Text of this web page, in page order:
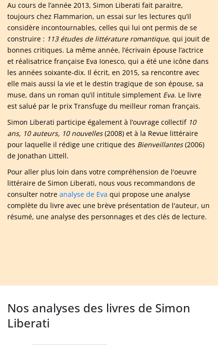
Au cours de l’année 2013, Simon Liberati fait paraitre,
toujours chez Flammarion, un essai sur les lectures qu’il
considère incontournables, celles qui lui ont permis de se
construire : 113 études de littérature romantique, qui jouit de
bonnes critiques. La même année, l’écrivain épouse l’actrice
et réalisatrice française Eva Ionesco, qui a été une icône dans
les années soixante-dix. Il écrit, en 2015, sa rencontre avec
elle mais aussi la vie et le destin tragique de son épouse, sa
muse, dans un roman qu’il intitule simplement Eva. Le livre
est salué par le prix Transfuge du meilleur roman français.
Simon Liberati participe également à l’ouvrage collectif 10
ans, 10 auteurs, 10 nouvelles(2008) et à la Revue littéraire
pour laquelle il rédige une critique des Bienveillantes(2006)
de Jonathan Littell.
Pour aller plus loin dans votre compréhension de l'oeuvre
littéraire de Simon Liberati, nous vous recommandons de
consulter notre analyse de Eva qui propose une analyse
complète du livre avec une brève présentation de l'auteur, un
résumé, une analyse des personnages et des clés de lecture.
Nos analyses des livres de Simon
Liberati